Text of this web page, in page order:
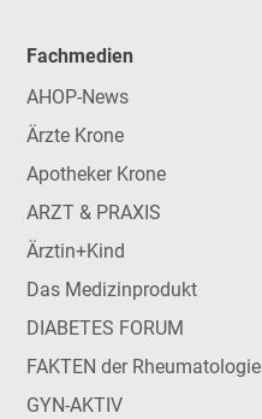
Fachmedien
AHOP-News
Ärzte Krone
Apotheker Krone
ARZT & PRAXIS
Ärztin+Kind
Das Medizinprodukt
DIABETES FORUM
FAKTEN der Rheumatologie
GYN-AKTIV